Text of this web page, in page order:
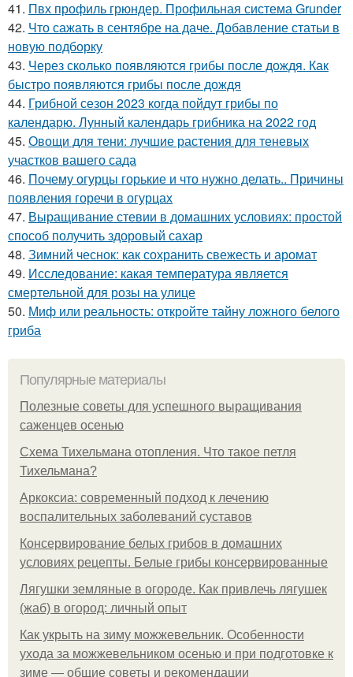
41. Пвх профиль грюндер. Профильная система Grunder
42. Что сажать в сентябре на даче. Добавление статьи в
новую подборку
43. Через сколько появляются грибы после дождя. Как
быстро появляются грибы после дождя
44. Грибной сезон 2023 когда пойдут грибы по
календарю. Лунный календарь грибника на 2022 год
45. Овощи для тени: лучшие растения для теневых
участков вашего сада
46. Почему огурцы горькие и что нужно делать.. Причины
появления горечи в огурцах
47. Выращивание стевии в домашних условиях: простой
способ получить здоровый сахар
48. Зимний чеснок: как сохранить свежесть и аромат
49. Исследование: какая температура является
смертельной для розы на улице
50. Миф или реальность: откройте тайну ложного белого
гриба
Популярные материалы
Полезные советы для успешного выращивания
саженцев осенью
Схема Тихельмана отопления. Что такое петля
Тихельмана?
Аркоксиа: современный подход к лечению
воспалительных заболеваний суставов
Консервирование белых грибов в домашних
условиях рецепты. Белые грибы консервированные
Лягушки земляные в огороде. Как привлечь лягушек
(жаб) в огород: личный опыт
Как укрыть на зиму можжевельник. Особенности
ухода за можжевельником осенью и при подготовке к
зиме — общие советы и рекомендации